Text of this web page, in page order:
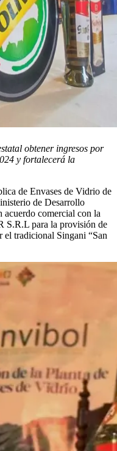
obtener ingresos por
y fortalecerá la
de Envases de Vidrio de
de Desarrollo
comercial con la
S.R.L para la provisión de
el tradicional Singani “San